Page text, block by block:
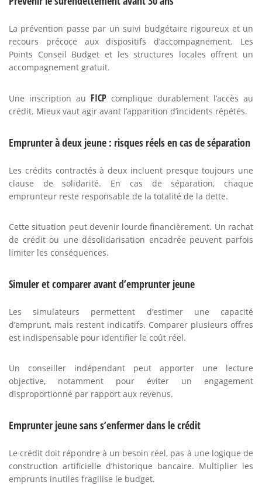
La prévention passe par un suivi budgétaire rigoureux et un
recours précoce aux dispositifs d’accompagnement. Les
Points Conseil Budget et les structures locales offrent un
accompagnement gratuit.
Une inscription au FICP complique durablement l’accès au
crédit. Mieux vaut agir avant l’apparition d’incidents répétés.
Emprunter à deux jeune : risques réels en cas de séparation
Les crédits contractés à deux incluent presque toujours une
clause de solidarité. En cas de séparation, chaque
emprunteur reste responsable de la totalité de la dette.
Cette situation peut devenir lourde financièrement. Un rachat
de crédit ou une désolidarisation encadrée peuvent parfois
limiter les conséquences.
Simuler et comparer avant d’emprunter jeune
Les simulateurs permettent d’estimer une capacité
d’emprunt, mais restent indicatifs. Comparer plusieurs offres
est indispensable pour identifier le coût réel.
Un conseiller indépendant peut apporter une lecture
objective, notamment pour éviter un engagement
disproportionné par rapport aux revenus.
Emprunter jeune sans s’enfermer dans le crédit
Le crédit doit répondre à un besoin réel, pas à une logique de
construction artificielle d’historique bancaire. Multiplier les
emprunts inutiles fragilise le budget.